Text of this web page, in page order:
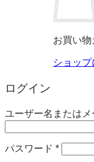
お買い物
ショップ
ログイン
ユーザー名またはメ
パスワード *必